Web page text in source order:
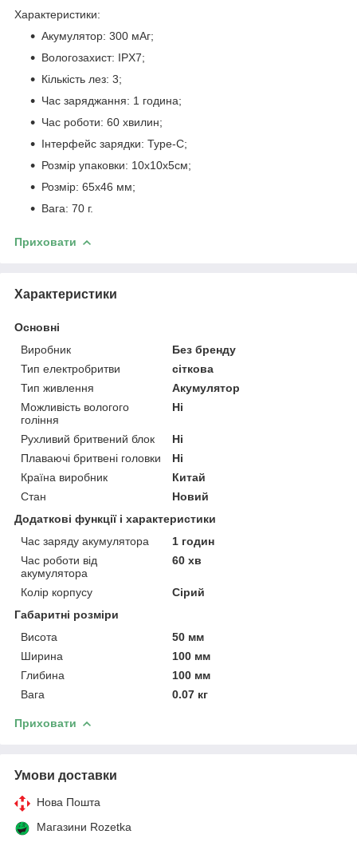
Характеристики:
Акумулятор: 300 мАг;
Вологозахист: IPX7;
Кількість лез: 3;
Час заряджання: 1 година;
Час роботи: 60 хвилин;
Інтерфейс зарядки: Type-C;
Розмір упаковки: 10х10х5см;
Розмір: 65х46 мм;
Вага: 70 г.
Приховати
Характеристики
Основні
Виробник
Без бренду
Тип електробритви
сіткова
Тип живлення
Акумулятор
Можливість вологого
гоління
Ні
Рухливий бритвений блок
Ні
Плаваючі бритвені головки
Ні
Країна виробник
Китай
Стан
Новий
Додаткові функції і характеристики
Час заряду акумулятора
1 годин
Час роботи від
акумулятора
60 хв
Колір корпусу
Сірий
Габаритні розміри
Висота
50 мм
Ширина
100 мм
Глибина
100 мм
Вага
0.07 кг
Приховати
Умови доставки
Нова Пошта
Магазини Rozetka